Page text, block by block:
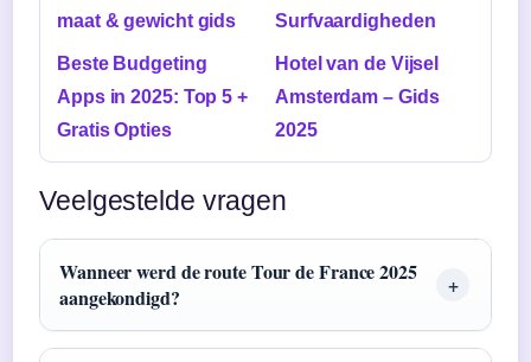
maat & gewicht gids
Surfvaardigheden
Beste Budgeting
Apps in 2025: Top 5 +
Gratis Opties
Hotel van de Vijsel
Amsterdam – Gids
2025
Veelgestelde vragen
Wanneer werd de route Tour de France 2025
aangekondigd?